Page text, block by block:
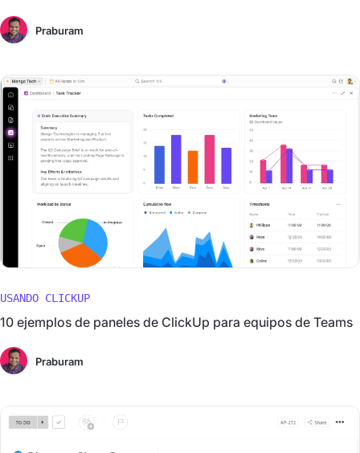
Praburam
USANDO CLICKUP
10 ejemplos de paneles de ClickUp para equipos de Teams
Praburam